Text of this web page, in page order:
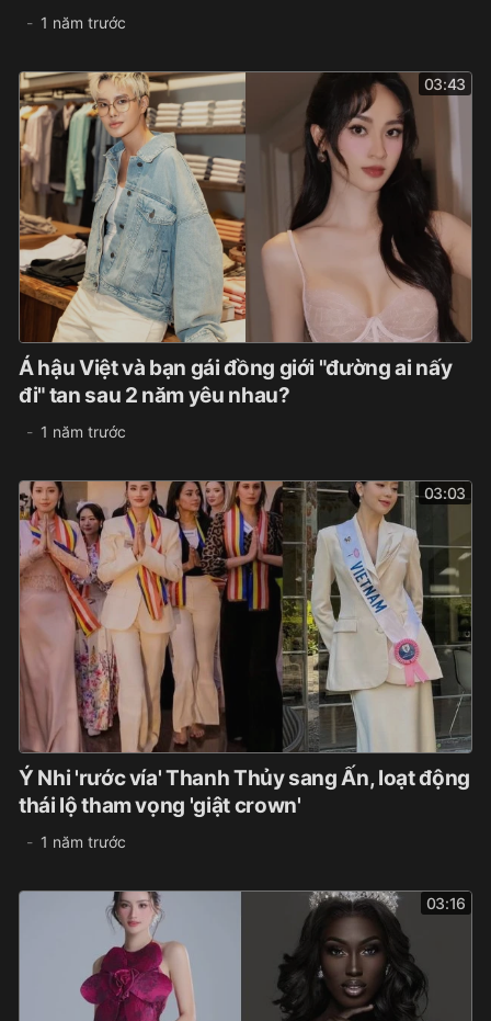
1 năm trước
03:43
Á hậu Việt và bạn gái đồng giới "đường ai nấy
đi" tan sau 2 năm yêu nhau?
1 năm trước
03:03
Ý Nhi 'rước vía' Thanh Thủy sang Ấn, loạt động
thái lộ tham vọng 'giật crown'
1 năm trước
03:16